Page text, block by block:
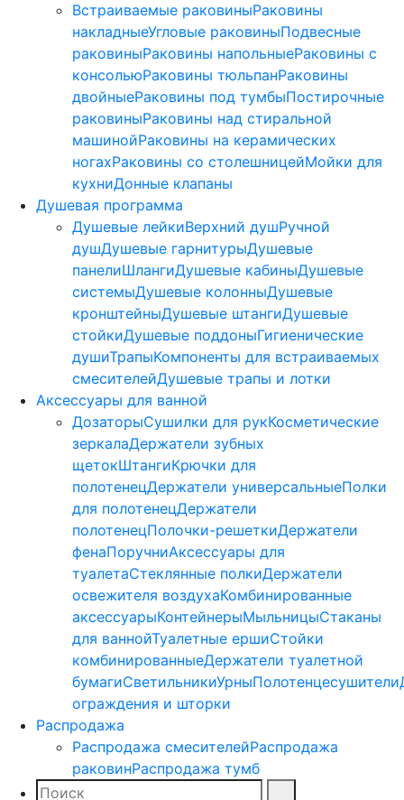
Встраиваемые раковиныРаковины
накладныеУгловые раковиныПодвесные
раковиныРаковины напольныеРаковины с
консольюРаковины тюльпанРаковины
двойныеРаковины под тумбыПостирочные
раковиныРаковины над стиральной
машинойРаковины на керамических
ногахРаковины со столешницейМойки для
кухниДонные клапаны
Душевая программа
Душевые лейкиВерхний душРучной
душДушевые гарнитурыДушевые
панелиШлангиДушевые кабиныДушевые
системыДушевые колонныДушевые
кронштейныДушевые штангиДушевые
стойкиДушевые поддоныГигиенические
душиТрапыКомпоненты для встраиваемых
смесителейДушевые трапы и лотки
Аксессуары для ванной
ДозаторыСушилки для рукКосметические
зеркалаДержатели зубных
щетокШтангиКрючки для
полотенецДержатели универсальныеПолки
для полотенецДержатели
полотенецПолочки-решеткиДержатели
фенаПоручниАксессуары для
туалетаСтеклянные полкиДержатели
освежителя воздухаКомбинированные
аксессуарыКонтейнерыМыльницыСтаканы
для ваннойТуалетные ершиСтойки
комбинированныеДержатели туалетной
бумагиСветильникиУрныПолотенцесушители
ограждения и шторки
Распродажа
Распродажа смесителейРаспродажа
раковинРаспродажа тумб
Поиск